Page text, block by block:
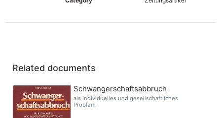
Related documents
Schwangerschaftsabbruch
als individuelles und gesellschaftliches
Problem